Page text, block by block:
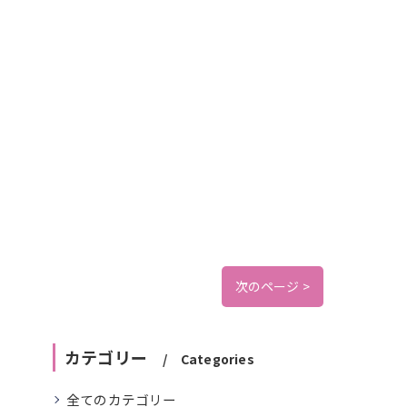
次のページ >
カテゴリー Categories
全てのカテゴリー